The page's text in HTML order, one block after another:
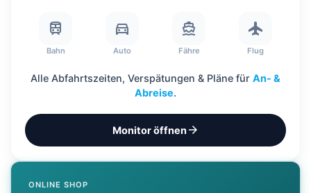
train
Bahn
directions_car
Auto
directions_boat
Fähre
flight
Flug
Alle Abfahrtszeiten, Verspätungen & Pläne für An- &
Abreise.
Monitor öffnen arrow_forward
ONLINE SHOP